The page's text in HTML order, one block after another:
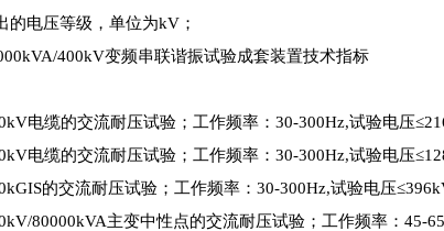
的电压等级，单位为kV；
400kV变频串联谐振试验成套装置技术指标
电缆的交流耐压试验；工作频率：30-300Hz,试验电压
电缆的交流耐压试验；工作频率：30-300Hz,试验电压
的交流耐压试验；工作频率：30-300Hz,试验电压
80000kVA主变中性点的交流耐压试验；工作频率：45-